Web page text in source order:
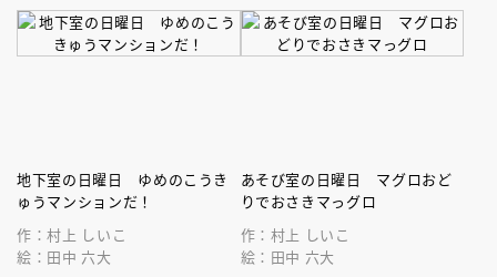
地下室の日曜日 ゆめのこうき
ゅうマンションだ！
作：村上 しいこ
絵：田中 六大
あそび室の日曜日 マグロおど
りでおさきマっグロ
作：村上 しいこ
絵：田中 六大